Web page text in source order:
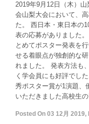
2019年9月12日（木）
会山梨大会において、
た。 西日本・東日本の
表の応募がありました
とめてポスター発表を
せる着眼点が独創的な
れました。 発表方法も
く学会員にも好評でし
秀ポスター賞が1演題、
いただきました高校生
Posted On 03 12月 2019,